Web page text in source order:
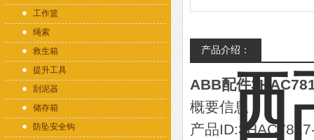
工作篮
绳索
救生箱
提升工具
刮泥器
储存箱
防坠安全钩
产品介绍：
ABB配件
概要信息
产品